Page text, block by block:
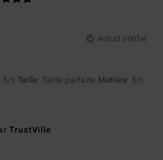
Achat vérifié
5/5 Taille: Taille parfaite Matière: 5/5
TrustVille